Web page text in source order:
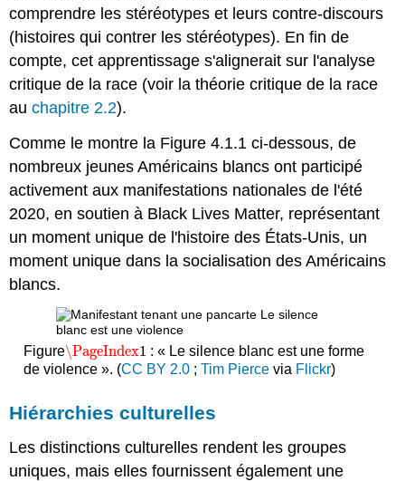
comprendre les stéréotypes et leurs contre-discours
(histoires qui contrer les stéréotypes). En fin de
compte, cet apprentissage s'alignerait sur l'analyse
critique de la race (voir la théorie critique de la race
auchapitre 2.2).
Comme le montre la Figure 4.1.1 ci-dessous, de
nombreux jeunes Américains blancs ont participé
activement aux manifestations nationales de l'été
2020, en soutien à Black Lives Matter, représentant
un moment unique de l'histoire des États-Unis, un
moment unique dans la socialisation des Américains
blancs.
Figure\PageIndex1
\PageIndex1 : « Le silence blanc est une forme
de violence ». (CC BY 2.0; Tim Piercevia Flickr)
Hiérarchies culturelles
Les distinctions culturelles rendent les groupes
uniques, mais elles fournissent également une